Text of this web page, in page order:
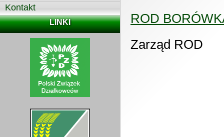
Kontakt
LINKI
ROD
Zarząd ROD